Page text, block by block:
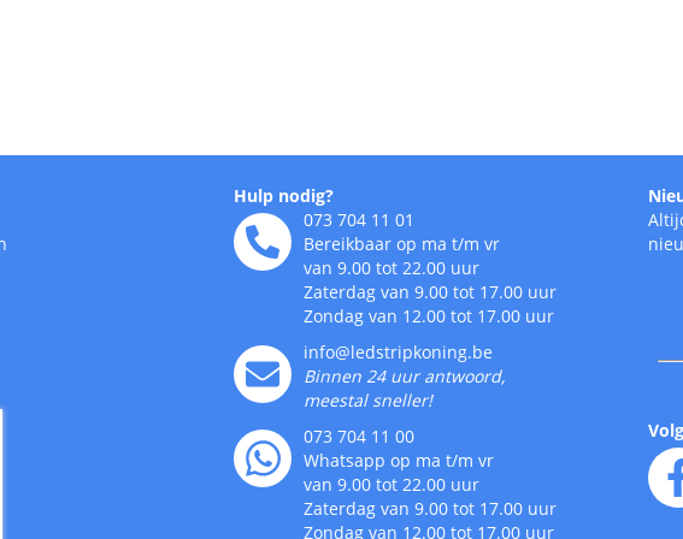
Hulp nodig?
073 704 11 01
Bereikbaar op ma t/m vr
van 9.00 tot 22.00 uur
Zaterdag van 9.00 tot 17.00 uur
Zondag van 12.00 tot 17.00 uur
info@ledstripkoning.be
Binnen 24 uur antwoord,
meestal sneller!
073 704 11 00
Whatsapp op ma t/m vr
van 9.00 tot 22.00 uur
Zaterdag van 9.00 tot 17.00 uur
Zondag van 12.00 tot 17.00 uur